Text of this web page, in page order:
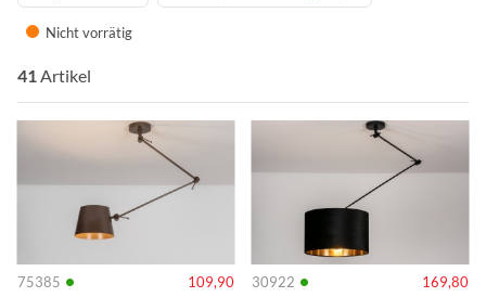
Nicht vorrätig
41Artikel
75385 • 109,90
Info
30922 • 169,80
Info